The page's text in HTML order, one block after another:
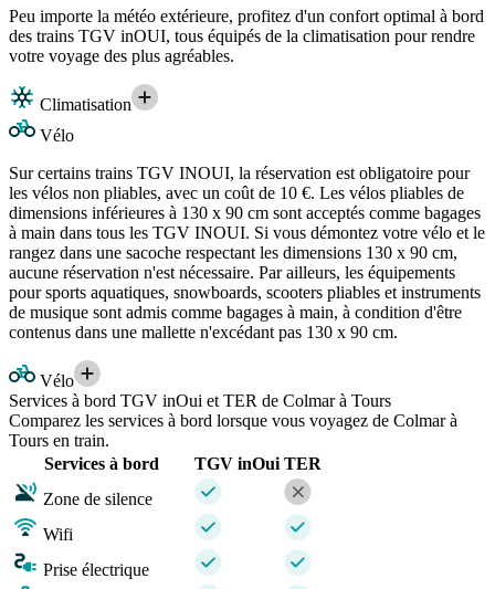
Peu importe la météo extérieure, profitez d'un confort optimal à bord
des trains TGV inOUI, tous équipés de la climatisation pour rendre
votre voyage des plus agréables.
Climatisation
Vélo
Sur certains trains TGV INOUI, la réservation est obligatoire pour
les vélos non pliables, avec un coût de 10 €. Les vélos pliables de
dimensions inférieures à 130 x 90 cm sont acceptés comme bagages
à main dans tous les TGV INOUI. Si vous démontez votre vélo et le
rangez dans une sacoche respectant les dimensions 130 x 90 cm,
aucune réservation n'est nécessaire. Par ailleurs, les équipements
pour sports aquatiques, snowboards, scooters pliables et instruments
de musique sont admis comme bagages à main, à condition d'être
contenus dans une mallette n'excédant pas 130 x 90 cm.
Vélo
Services à bord TGV inOui et TER de Colmar à Tours
Comparez les services à bord lorsque vous voyagez de Colmar à
Tours en train.
Services à bord
TGV inOui TER
Zone de silence
Wifi
Prise électrique